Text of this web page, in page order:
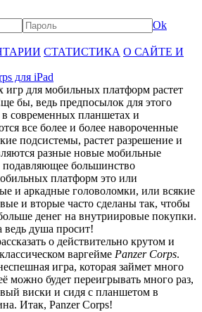
Ok
СТАТИСТИКА О САЙТЕ И
для iPad
игр для мобильных платформ растет
бы, ведь предпосылок для этого
в современных планшетах и
все более и более навороченные
подсистемы, растет разрешение и
разные новые мобильные
большинство
платформ это или
и аркадные головоломки, или всякие
и вторые часто сделаны так, чтобы
денег на внутриировые покупки.
ведь душа просит!
о действительно крутом и
варгейме Panzer Corps.
игра, которая займет много
можно будет переигрывать много раз,
виски и сидя с планшетом в
Итак, Panzer Corps!